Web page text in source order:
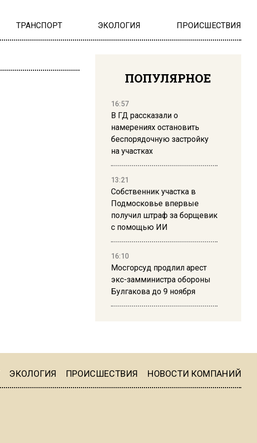
ТРАНСПОРТ ЭКОЛОГИЯ ПРОИСШЕСТВИЯ
ПОПУЛЯРНОЕ
16:57
В ГД рассказали о
намерениях остановить
беспорядочную застройку
на участках
13:21
Собственник участка в
Подмосковье впервые
получил штраф за борщевик
с помощью ИИ
16:10
Мосгорсуд продлил арест
экс-замминистра обороны
Булгакова до 9 ноября
16:19
ЭКОЛОГИЯ ПРОИСШЕСТВИЯ НОВОСТИ КОМПАНИЙ